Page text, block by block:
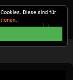
Diese sind für
.